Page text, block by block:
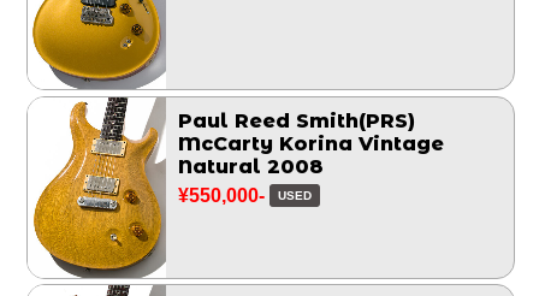
Paul Reed Smith(PRS)
McCarty Korina Vintage
Natural 2008
¥550,000- USED